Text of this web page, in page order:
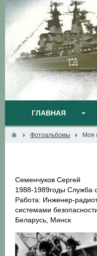
ГЛАВНАЯ
Фотоальбомы Моя
Семенчуков Сергей
1988-1989годы Служба
Работа: Инженер-
системами
Беларусь, Минск